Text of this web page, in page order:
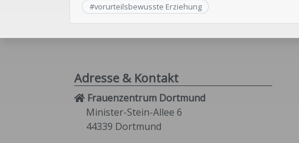
#vorurteilsbewusste Erziehung
Adresse & Kontakt
Frauenzentrum Dortmund
Minister-Stein-Allee 6
44339 Dortmund